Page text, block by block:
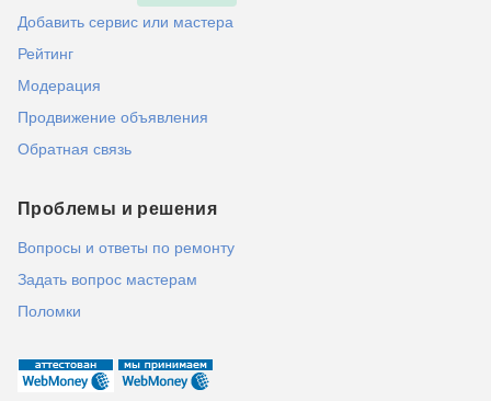
Добавить сервис или мастера
Рейтинг
Модерация
Продвижение объявления
Обратная связь
Проблемы и решения
Вопросы и ответы по ремонту
Задать вопрос мастерам
Поломки